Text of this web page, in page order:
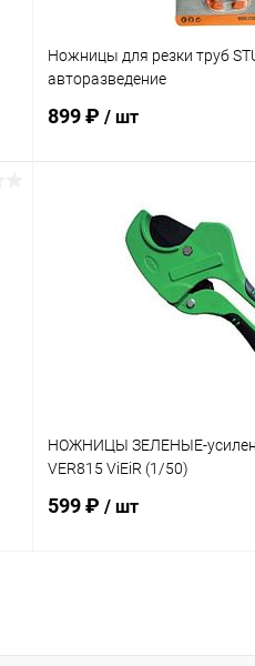
Ножницы для резки труб
авторазведение
899 ₽ / шт
Купить в 1 клик
НОЖНИЦЫ ЗЕЛЕНЫЕ-
VER815 ViEiR (1/50)
599 ₽ / шт
Купить в 1 клик